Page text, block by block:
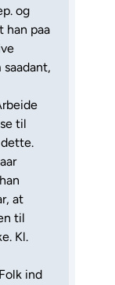
og
han paa
til
at
til
Kl.
ind